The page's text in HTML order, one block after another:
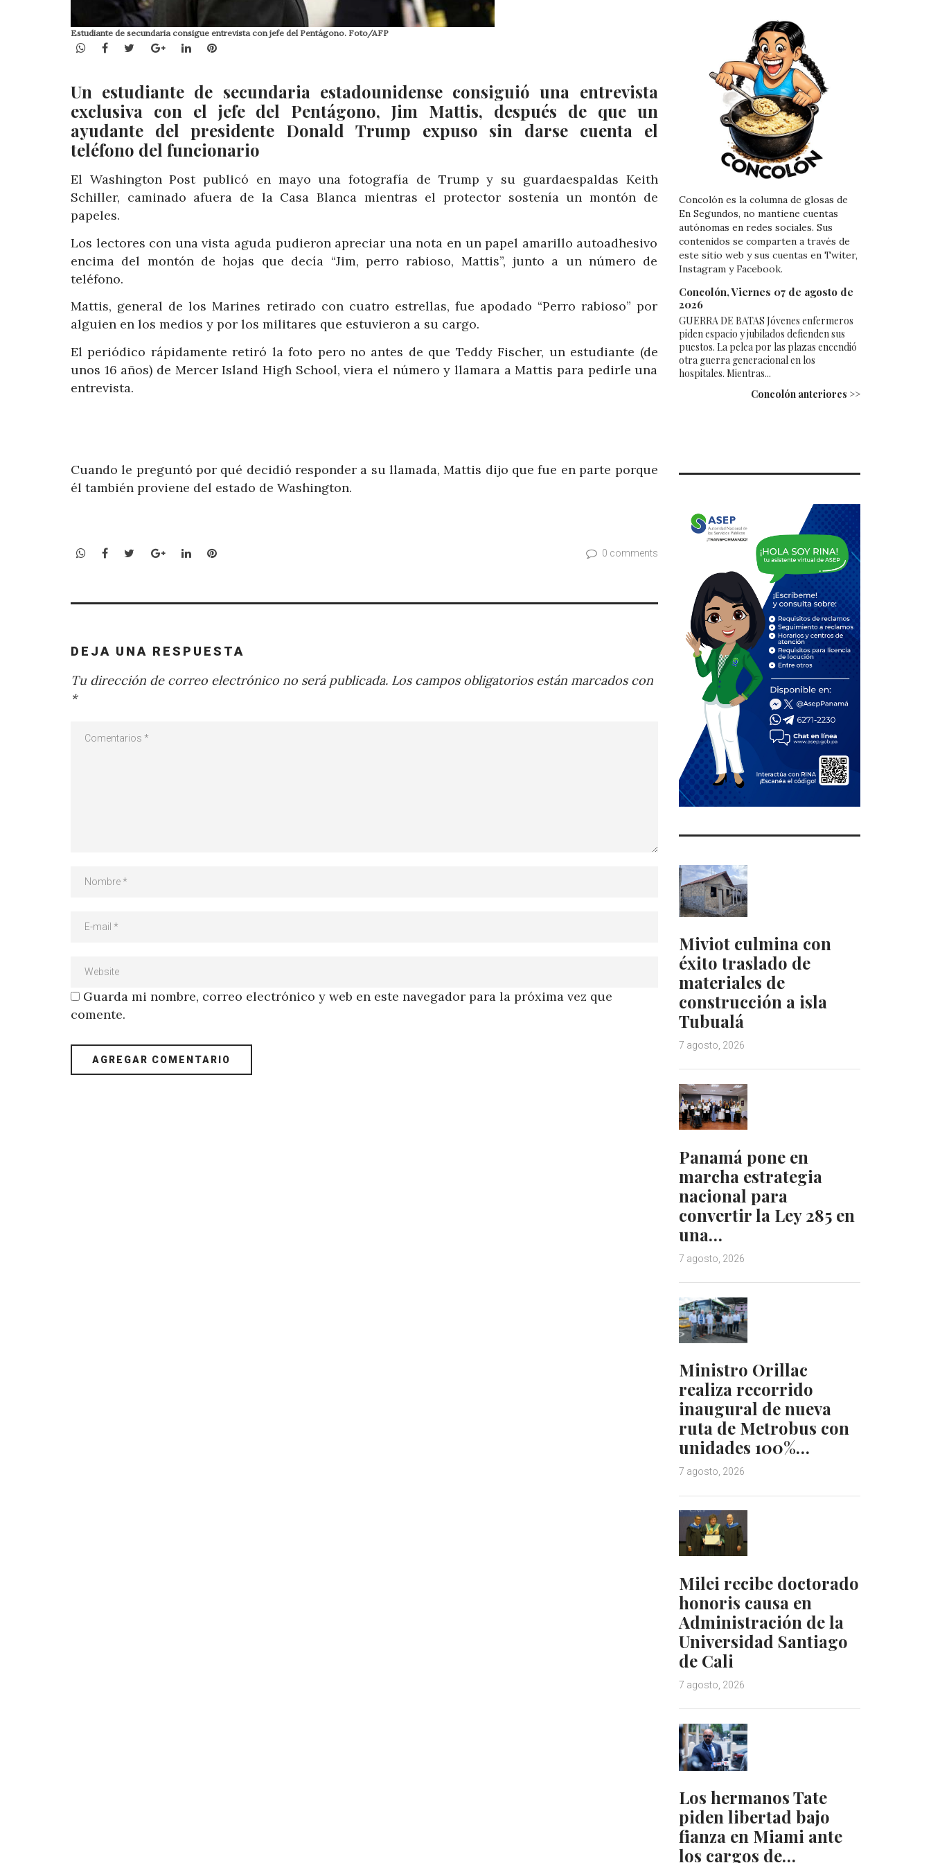
Estudiante de secundaria consigue entrevista con jefe del Pentágono. Foto/AFP
WhatsApp
Facebook
TwitterGoogle+LinkedInPinterest
Un estudiante de secundaria estadounidense consiguió una entrevista
exclusiva con el jefe del Pentágono, Jim Mattis, después de que un
ayudante del presidente Donald Trump expuso sin darse cuenta el
teléfono del funcionario
El Washington Post publicó en mayo una fotografía de Trump y su guardaespaldas Keith
Schiller, caminado afuera de la Casa Blanca mientras el protector sostenía un montón de
papeles.
Los lectores con una vista aguda pudieron apreciar una nota en un papel amarillo autoadhesivo
encima del montón de hojas que decía “Jim, perro rabioso, Mattis”, junto a un número de
teléfono.
Mattis, general de los Marines retirado con cuatro estrellas, fue apodado “Perro rabioso” por
alguien en los medios y por los militares que estuvieron a su cargo.
El periódico rápidamente retiró la foto pero no antes de que Teddy Fischer, un estudiante (de
unos 16 años) de Mercer Island High School, viera el número y llamara a Mattis para pedirle una
entrevista.
Cuando le preguntó por qué decidió responder a su llamada, Mattis dijo que fue en parte porque
él también proviene del estado de Washington.
WhatsApp
Facebook
TwitterGoogle+LinkedInPinterest 0 comments
DEJA UNA RESPUESTA
Tu dirección de correo electrónico no será publicada. Los campos obligatorios están marcados con
*
Guarda mi nombre, correo electrónico y web en este navegador para la próxima vez que
comente.
Concolón es la columna de glosas de
En Segundos, no mantiene cuentas
autónomas en redes sociales. Sus
contenidos se comparten a través de
este sitio web y sus cuentas en Twiter,
Instagram y Facebook.
Concolón, Viernes 07 de agosto de
2026
GUERRA DE BATAS Jóvenes enfermeros
piden espacio y jubilados defienden sus
puestos. La pelea por las plazas encendió
otra guerra generacional en los
hospitales. Mientras...
Concolón anteriores >>
Miviot culmina con
éxito traslado de
materiales de
construcción a isla
Tubualá
7 agosto, 2026
Panamá pone en
marcha estrategia
nacional para
convertir la Ley 285 en
una…
7 agosto, 2026
Ministro Orillac
realiza recorrido
inaugural de nueva
ruta de Metrobus con
unidades 100%…
7 agosto, 2026
Milei recibe doctorado
honoris causa en
Administración de la
Universidad Santiago
de Cali
7 agosto, 2026
Los hermanos Tate
piden libertad bajo
fianza en Miami ante
los cargos de…